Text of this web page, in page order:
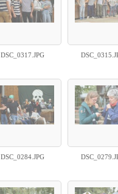
DSC_0317.JPG
DSC_0284.JPG